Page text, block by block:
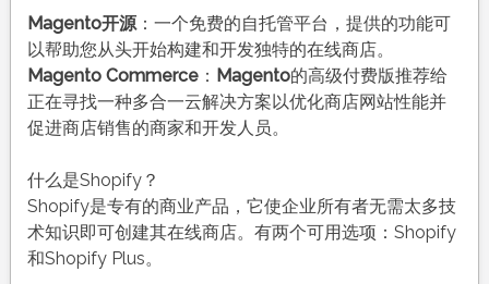
Magento开源：一个免费的自托管平台，提供的功能可
以帮助您从头开始构建和开发独特的在线商店。
Magento Commerce： Magento的高级付费版推荐给
正在寻找一种多合一云解决方案以优化商店网站性能并
促进商店销售的商家和开发人员。
什么是Shopify？
Shopify是专有的商业产品，它使企业所有者无需太多技
术知识即可创建其在线商店。有两个可用选项：Shopify
和Shopify Plus。